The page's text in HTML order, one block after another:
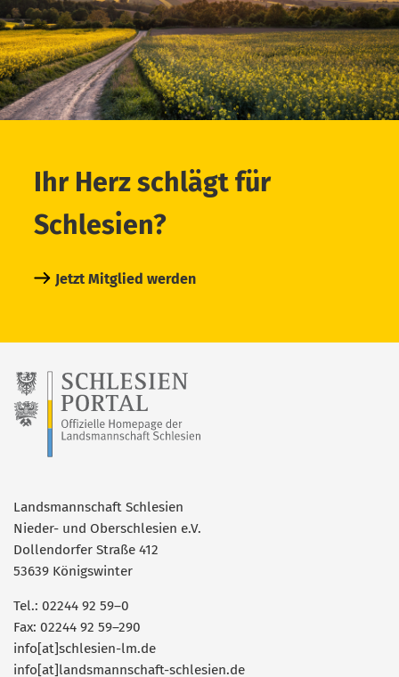
Ihr Herz schlägt für
Schlesien?
Jetzt Mitglied werden
Landsmannschaft Schlesien
Nieder- und Oberschlesien e.V.
Dollendorfer Straße 412
53639 Königswinter
Tel.: 02244 92 59–0
Fax: 02244 92 59–290
info[at]schlesien-lm.de
info[at]landsmannschaft-schlesien.de